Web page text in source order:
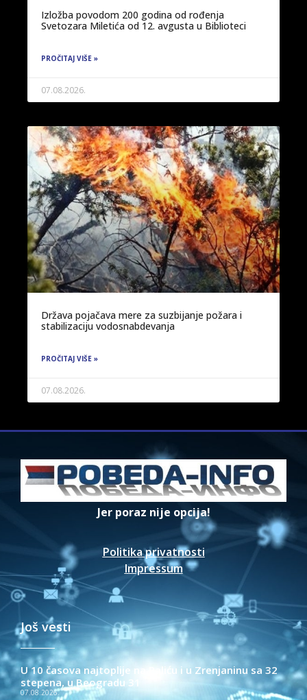
Izložba povodom 200 godina od rođenja
Svetozara Miletića od 12. avgusta u Biblioteci
PROČITAJ VIŠE »
07.08.2026.
Država pojačava mere za suzbijanje požara i
stabilizaciju vodosnabdevanja
PROČITAJ VIŠE »
07.08.2026.
Jer poraz nije opcija!
Politika privatnosti
Impressum
Još vesti
U 10 časova najtoplije na Paliću i u Zrenjaninu sa 32
stepena, u Beogradu 31
07.08.2026.